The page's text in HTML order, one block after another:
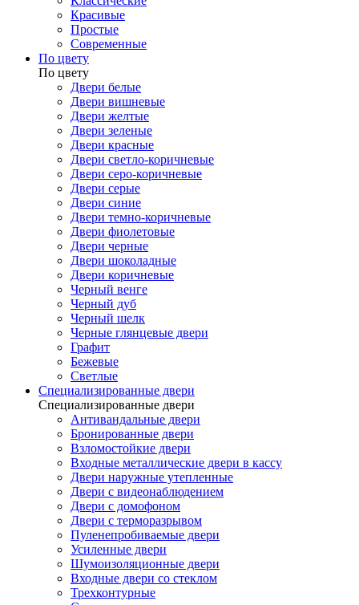
Красивые
Простые
Современные
По цвету
По цвету
Двери белые
Двери вишневые
Двери желтые
Двери зеленые
Двери красные
Двери светло-коричневые
Двери серо-коричневые
Двери серые
Двери синие
Двери темно-коричневые
Двери фиолетовые
Двери черные
Двери шоколадные
Двери коричневые
Черный венге
Черный дуб
Черный шелк
Черные глянцевые двери
Графит
Бежевые
Светлые
Специализированные двери
Специализированные двери
Антивандальные двери
Бронированные двери
Взломостойкие двери
Входные металлические двери в кассу
Двери наружные утепленные
Двери с видеонаблюдением
Двери с домофоном
Двери с терморазрывом
Пуленепробиваемые двери
Усиленные двери
Шумоизоляционные двери
Входные двери со стеклом
Трехконтурные